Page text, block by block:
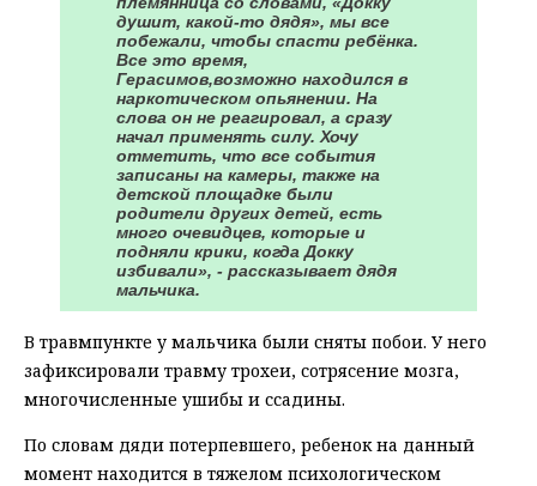
душит, какой-то дядя», мы все
побежали, чтобы спасти ребёнка.
Все это время,
Герасимов,возможно находился в
наркотическом опьянении. На
слова он не реагировал, а сразу
начал применять силу. Хочу
отметить, что все события
записаны на камеры, также на
детской площадке были
родители других детей, есть
много очевидцев, которые и
подняли крики, когда Докку
избивали», - рассказывает дядя
мальчика.
В травмпункте у мальчика были сняты побои. У него
зафиксировали травму трохеи, сотрясение мозга,
многочисленные ушибы и ссадины.
По словам дяди потерпевшего, ребенок на данный
момент находится в тяжелом психологическом